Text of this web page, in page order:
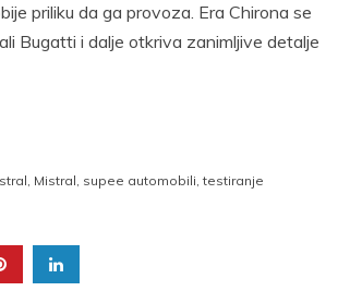
priliku da ga provoza. Era Chirona se
Bugatti i dalje otkriva zanimljive detalje
, Mistral, supee automobili,testiranje